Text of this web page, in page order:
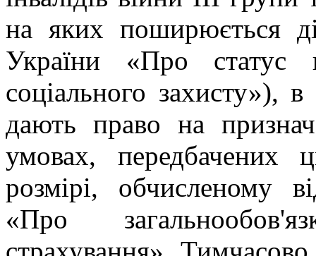
на яких поширюється
України «Про статус
соціального захисту»),
дають право на
умовах, передбачених
розмірі, обчисленому
«Про